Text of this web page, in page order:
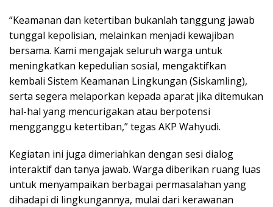
“Keamanan dan ketertiban bukanlah tanggung jawab
tunggal kepolisian, melainkan menjadi kewajiban
bersama. Kami mengajak seluruh warga untuk
meningkatkan kepedulian sosial, mengaktifkan
kembali Sistem Keamanan Lingkungan (Siskamling),
serta segera melaporkan kepada aparat jika ditemukan
hal-hal yang mencurigakan atau berpotensi
mengganggu ketertiban,” tegas AKP Wahyudi.
Kegiatan ini juga dimeriahkan dengan sesi dialog
interaktif dan tanya jawab. Warga diberikan ruang luas
untuk menyampaikan berbagai permasalahan yang
dihadapi di lingkungannya, mulai dari kerawanan